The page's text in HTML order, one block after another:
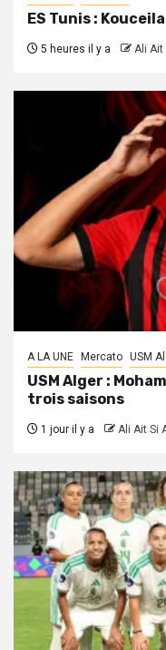
ES Tunis :
5 heures il y a Ali Ait
A LA UNE Mercato USM
USM Alger :
trois saisons
1 jour il y a Ali Ait Si